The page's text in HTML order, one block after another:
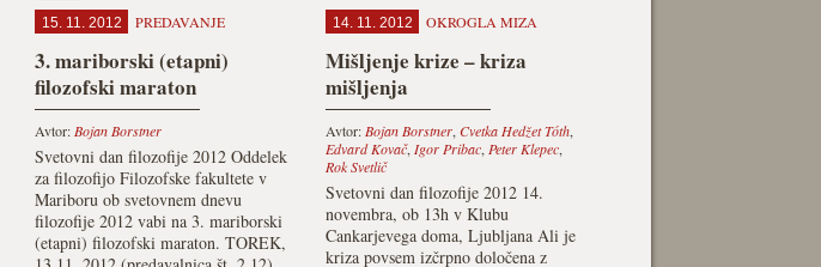
15. 11. 2012 PREDAVANJE
3. mariborski (etapni)
filozofski maraton
Avtor: Bojan Borstner
Svetovni dan filozofije 2012 Oddelek
za filozofijo Filozofske fakultete v
Mariboru ob svetovnem dnevu
filozofije 2012 vabi na 3. mariborski
(etapni) filozofski maraton. TOREK,
14. 11. 2012 OKROGLA MIZA
Mišljenje krize – kriza
mišljenja
Avtor: Bojan Borstner, Cvetka Hedžet Tóth,
Edvard Kovač, Igor Pribac, Peter Klepec,
Rok Svetlič
Svetovni dan filozofije 2012 14.
novembra, ob 13h v Klubu
Cankarjevega doma, Ljubljana Ali je
kriza povsem izčrpno določena z